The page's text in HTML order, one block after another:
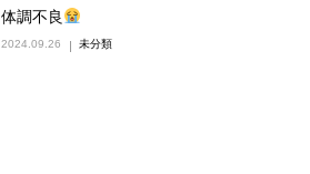
体調不良
2024.09.26 未分類